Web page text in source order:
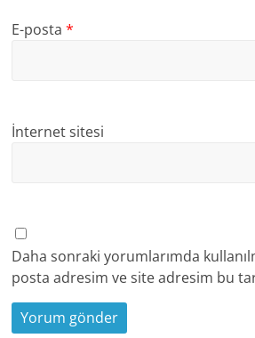
E-posta*
İnternet sitesi
Daha sonraki yorumlarımda
posta adresim ve site adresim bu